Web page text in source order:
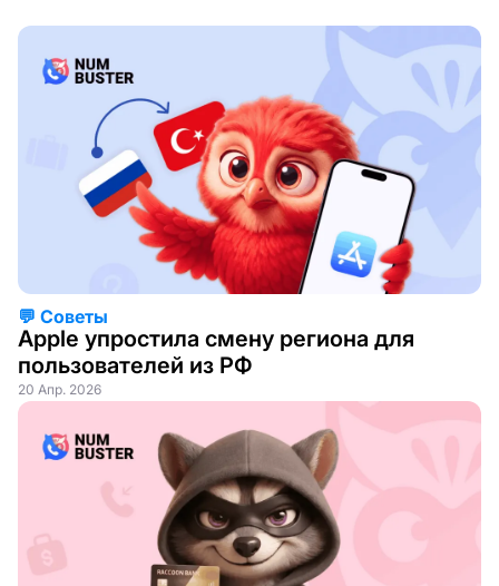
💬 Советы
Apple упростила смену региона для
пользователей из РФ
20 Апр. 2026